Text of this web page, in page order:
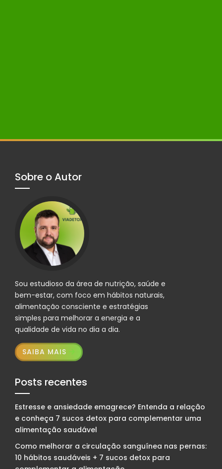
Sobre o Autor
Sou estudioso da área de nutrição, saúde e
bem-estar, com foco em hábitos naturais,
alimentação consciente e estratégias
simples para melhorar a energia e a
qualidade de vida no dia a dia.
SAIBA MAIS
Posts recentes
Estresse e ansiedade emagrece? Entenda a relação
e conheça 7 sucos detox para complementar uma
alimentação saudável
Como melhorar a circulação sanguínea nas pernas:
10 hábitos saudáveis + 7 sucos detox para